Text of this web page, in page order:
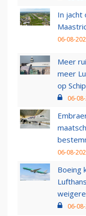
In jacht
06-08-
Meer
meer
op
06-
06-08-
Boeing
06-